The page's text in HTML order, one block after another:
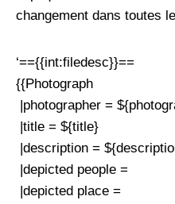
changement dans toutes
‘=={{int:filedesc}}==
{{Photograph
|photographer =
|title = ${title}
|description =
|depicted people =
|depicted place =